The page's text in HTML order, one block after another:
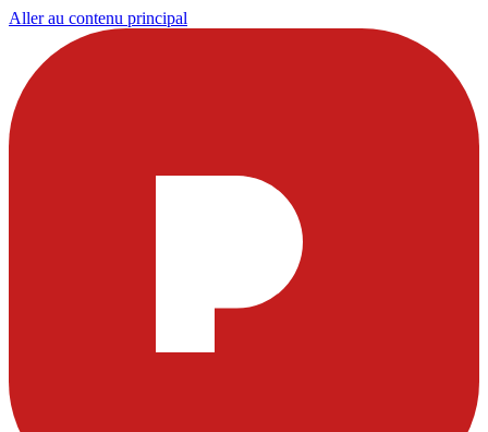
Aller au contenu principal